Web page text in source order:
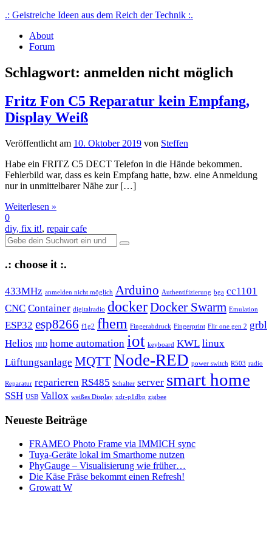
Skip
content
.: Geistreiche Ideen aus dem Reich der Technik :.
Von Nerds für Nerds, Technikprojekte mit Schwerpunkt iot, smart
About
Forum
Schlagwort: anmelden nicht möglich
Fritz Fon C5 Reparatur kein Empfang,
Display Weiß
Veröffentlicht am 10. Oktober 2019 von Steffen
Habe ein FRITZ C5 DECT Telefon in die Hände bekommen.
Fehlerbild war, dass es kein Empfang hatte, bzw. eine Anmeldung
nur in unmittelbarer Nähe zur […]
Weiterlesen »
0
diy, fix it!, repair cafe
Suche
nach:
.: choose it :.
433MHz anmelden nicht möglich Arduino Authentifizierung bga cc1101
CNC Container digitalradio dockerDocker Swarm Emulation
ESP32 esp8266 f1g2 fhem Fingerabdruck Fingerprint Flir one gen 2 grbl
Helios HID home automation iot keyboard KWL linux
Lüftungsanlage MQTTNode-RED power switch R503 radio
Reparatur reparieren RS485 Schalter server smart home
SSH USB Vallox weißes Display xdr-p1dbp zigbee
Neueste Beiträge
FRAMEO Photo Frame via IMMICH sync
Tuya-Geräte lokal im Smarthome nutzen
PhyGauge – Visualisierung wie früher…
Die Käse Fräse bekommt einen Refresh!
Growatt W